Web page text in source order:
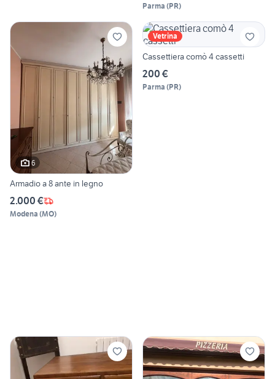
Parma (PR)
6
Armadio a 8 ante in legno
2.000 €
Modena (MO)
Vetrina
Cassettiera comò 4 cassetti
200 €
Parma (PR)